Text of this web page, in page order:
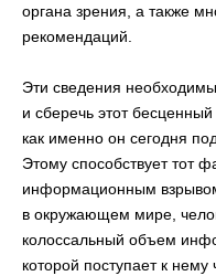
органа зрения, а также
рекомендаций.
Эти сведения
и сберечь этот
как именно он сегодня
Этому способствует тот
информационным
в окружающем мире,
колоссальный объем
которой поступает к нему